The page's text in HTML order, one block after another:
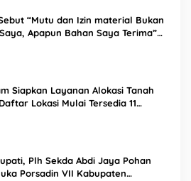
“Mutu dan Izin material Bukan
Apapun Bahan Saya Terima”
Siapkan Layanan Alokasi Tanah
Lokasi Mulai Tersedia 11
Plh Sekda Abdi Jaya Pohan
Porsadin VII Kabupaten